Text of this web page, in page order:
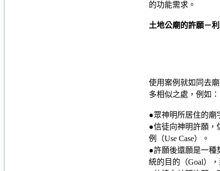
的功能需求。
土地公廟的許願－
使用案例就如同去
多相似之處，例如：
●眾神明所居住的廟
●信徒向神明許願，
例（Use Case）。
●許願後還願是一種
統的目的（Goal）